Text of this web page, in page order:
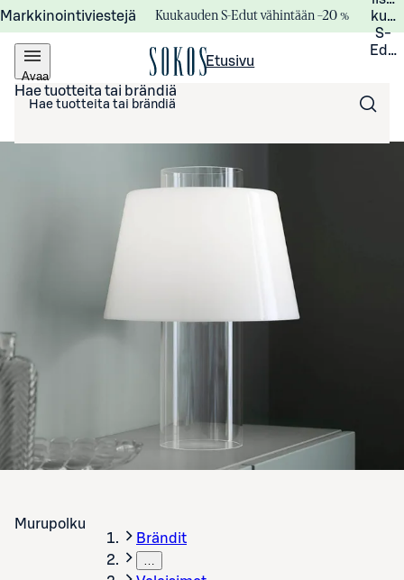
Markkinointiviestejä Kuukauden S-Edut vähintään –20 %
S-
Avaa
valikko
Etusivu
Hae tuotteita tai brändiä
Murupolku
Brändit